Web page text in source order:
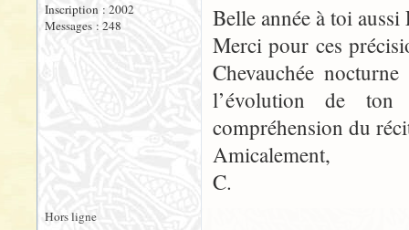
Inscription : 2002
Messages : 248
Belle année à toi
Merci pour ces
Chevauchée
l’évolution de
compréhension du
Amicalement,
C.
Hors ligne